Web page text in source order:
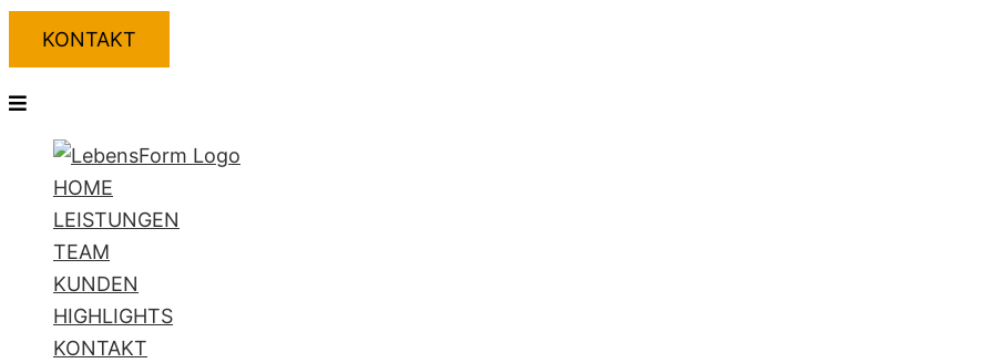
KONTAKT
HOME
LEISTUNGEN
TEAM
KUNDEN
HIGHLIGHTS
KONTAKT